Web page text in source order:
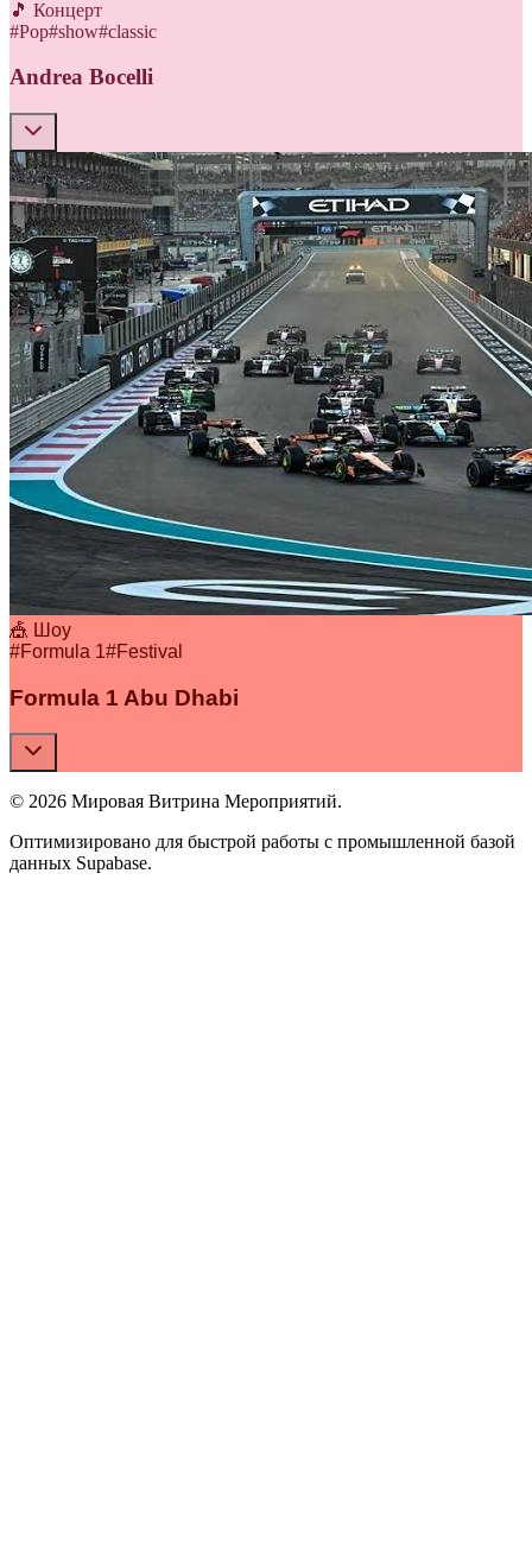
🎵 Концерт
#Pop#show#classic
Andrea Bocelli
🎪 Шоу
#Formula 1#Festival
Formula 1 Abu Dhabi
© 2026 Мировая Витрина Мероприятий.
Оптимизировано для быстрой работы с промышленной базой
данных Supabase.